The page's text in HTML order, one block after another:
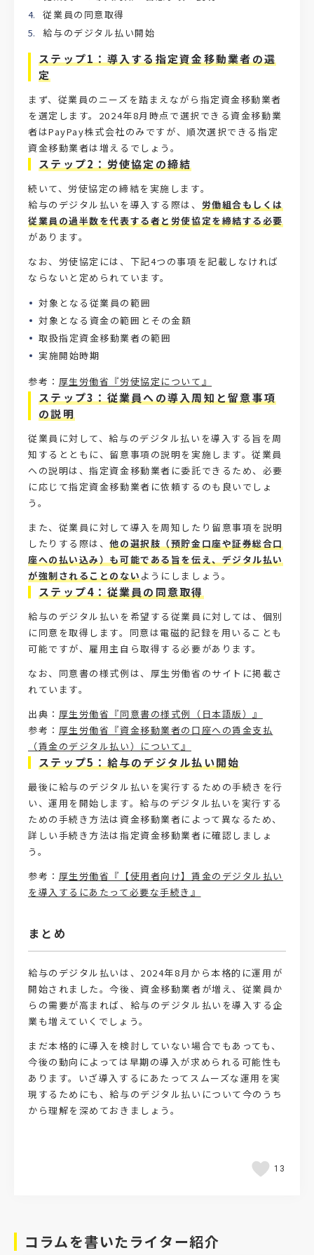
従業員の同意取得
給与のデジタル払い開始
ステップ1：導入する指定資金移動業者の選
定
まず、従業員のニーズを踏まえながら指定資金移動業者
を選定します。2024年8月時点で選択できる資金移動業
者はPayPay株式会社のみですが、順次選択できる指定
資金移動業者は増えるでしょう。
ステップ2：労使協定の締結
続いて、労使協定の締結を実施します。
給与のデジタル払いを導入する際は、 労働組合もしくは
従業員の過半数を代表する者と労使協定を締結する必要
があります。
なお、労使協定には、下記4つの事項を記載しなければ
ならないと定められています。
対象となる従業員の範囲
対象となる資金の範囲とその金額
取扱指定資金移動業者の範囲
実施開始時期
参考： 厚生労働省『労使協定について』
ステップ3：従業員への導入周知と留意事項
の説明
従業員に対して、給与のデジタル払いを導入する旨を周
知するとともに、留意事項の説明を実施します。従業員
への説明は、指定資金移動業者に委託できるため、必要
に応じて指定資金移動業者に依頼するのも良いでしょ
う。
また、従業員に対して導入を周知したり留意事項を説明
したりする際は、他の選択肢（預貯金口座や証券総合口
座への払い込み）も可能である旨を伝え、デジタル払い
が強制されることのない ようにしましょう。
ステップ4：従業員の同意取得
給与のデジタル払いを希望する従業員に対しては、個別
に同意を取得します。同意は電磁的記録を用いることも
可能ですが、雇用主自ら取得する必要があります。
なお、同意書の様式例は、厚生労働省のサイトに掲載さ
れています。
出典： 厚生労働省『同意書の様式例（日本語版）』
参考： 厚生労働省『資金移動業者の口座への賃金支払
（賃金のデジタル払い）について』
ステップ5：給与のデジタル払い開始
最後に給与のデジタル払いを実行するための手続きを行
い、運用を開始します。給与のデジタル払いを実行する
ための手続き方法は資金移動業者によって異なるため、
詳しい手続き方法は指定資金移動業者に確認しましょ
う。
参考： 厚生労働省『【使用者向け】賃金のデジタル払い
を導入するにあたって必要な手続き』
まとめ
給与のデジタル払いは、2024年8月から本格的に運用が
開始されました。今後、資金移動業者が増え、従業員か
らの需要が高まれば、給与のデジタル払いを導入する企
業も増えていくでしょう。
まだ本格的に導入を検討していない場合でもあっても、
今後の動向によっては早期の導入が求められる可能性も
あります。いざ導入するにあたってスムーズな運用を実
現するためにも、給与のデジタル払いについて今のうち
から理解を深めておきましょう。
13
コラムを書いたライター紹介